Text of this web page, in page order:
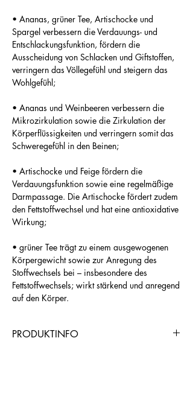
• Ananas, grüner Tee, Artischocke und
Spargel verbessern die Verdauungs- und
Entschlackungsfunktion, fördern die
Ausscheidung von Schlacken und Giftstoffen,
verringern das Völlegefühl und steigern das
Wohlgefühl;
• Ananas und Weinbeeren verbessern die
Mikrozirkulation sowie die Zirkulation der
Körperflüssigkeiten und verringern somit das
Schweregefühl in den Beinen;
• Artischocke und Feige fördern die
Verdauungsfunktion sowie eine regelmäßige
Darmpassage. Die Artischocke fördert zudem
den Fettstoffwechsel und hat eine antioxidative
Wirkung;
• grüner Tee trägt zu einem ausgewogenen
Körpergewicht sowie zur Anregung des
Stoffwechsels bei – insbesondere des
Fettstoffwechsels; wirkt stärkend und anregend
auf den Körper.
PRODUKTINFO